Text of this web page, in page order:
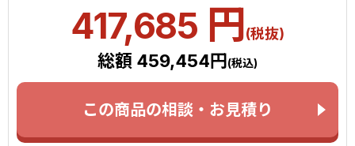
417,685 円(税抜)
総額 459,454円 (税込)
この商品の相談・お見積り